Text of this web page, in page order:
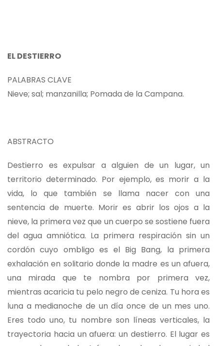
EL DESTIERRO
PALABRAS CLAVE
Nieve; sal; manzanilla; Pomada de la Campana.
ABSTRACTO
Destierro es expulsar a alguien de un lugar, un
territorio determinado. Por ejemplo, es morir a la
vida, lo que también se llama nacer con una
sentencia de muerte. Morir es abrir los ojos a la
nieve, la primera vez que un cuerpo se sostiene fuera
del agua amniótica. La primera respiración sin un
cordón cuyo ombligo es el Big Bang, la primera
exhalación en solitario donde la madre es un afuera,
una mirada que te nombra por primera vez,
mientras acaricia tu pelo negro de ceniza. Tu hora es
luna a medianoche de un día once de un mes uno.
Eres todo uno, tu nombre son líneas verticales, la
trayectoria hacia un afuera: un destierro. El lugar es